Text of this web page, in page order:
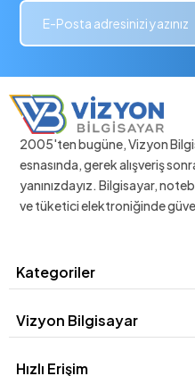
2005'ten bugüne, Vizyon
esnasında, gerek alışveriş
yanınızdayız. Bilgisayar,
ve tüketici elektroniğinde
Kategoriler
Vizyon Bilgisayar
Hızlı Erişim